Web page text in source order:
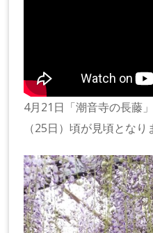
4月21日「潮音寺の長藤
（25日）頃が見頃となり